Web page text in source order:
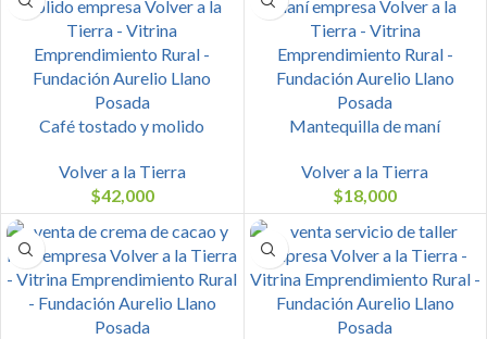
Café tostado y molido
Volver a la Tierra
$42,000
Mantequilla de maní
Volver a la Tierra
$18,000